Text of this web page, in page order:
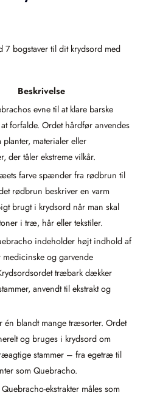
7 bogstaver til dit krydsord med
Beskrivelse
evne til at klare barske
forfalde. Ordet hårdfør anvendes
materialer eller
der tåler ekstreme vilkår.
farve spænder fra rødbrun til
rødbrun beskriver en varm
brugt i krydsord når man skal
i træ, hår eller tekstiler.
indeholder højt indhold af
og garvende
træbark dækker
anvendt til ekstrakt og
én blandt mange træsorter. Ordet
og bruges i krydsord om
stammer – fra egetræ til
som Quebracho.
ekstrakter måles som